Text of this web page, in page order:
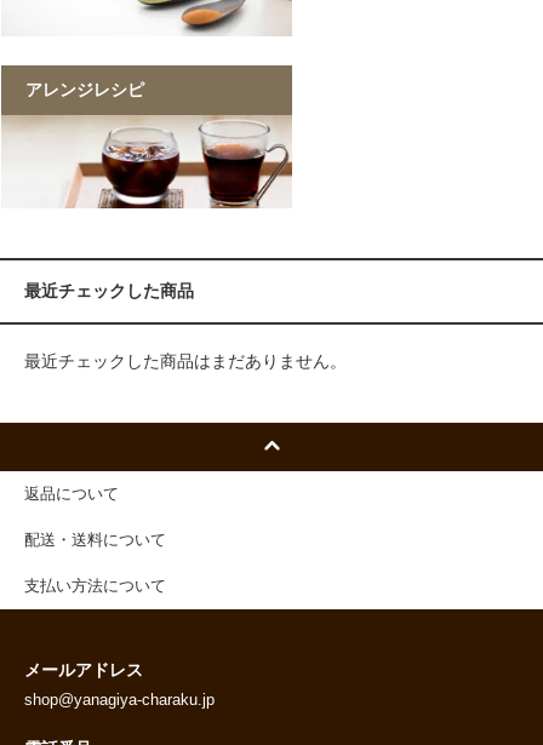
アレンジレシピ
最近チェックした商品
最近チェックした商品はまだありません。
返品について
配送・送料について
支払い方法について
メールアドレス
shop@yanagiya-charaku.jp